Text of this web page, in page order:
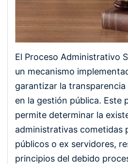
El Proceso Administrativo
un mecanismo
garantizar la
en la gestión pública. Este
permite determinar la
administrativas cometidas
públicos o ex servidores,
principios del debido